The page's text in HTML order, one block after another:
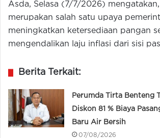
Asda, Selasa (7/7/2026)
merupakan salah satu upaya
meningkatkan ketersediaan pangan
mengendalikan laju inflasi dari sisi
Berita Terkait:
Perumda Tirta Benteng
Diskon 81 % Biaya
Baru Air Bersih
07/08/2026